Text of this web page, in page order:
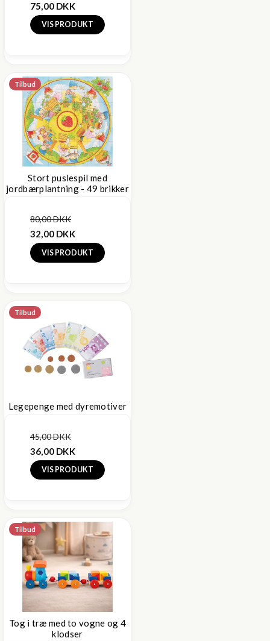
75,00 DKK
VIS PRODUKT
Tilbud
Stort puslespil med
jordbærplantning - 49 brikker
80,00 DKK
32,00 DKK
VIS PRODUKT
Tilbud
Legepenge med dyremotiver
45,00 DKK
36,00 DKK
VIS PRODUKT
Tilbud
Tog i træ med to vogne og 4
klodser